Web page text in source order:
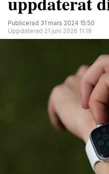
Publicerad 31 mars 2024 15:50
Uppdaterad 21 juni 2026 11:19